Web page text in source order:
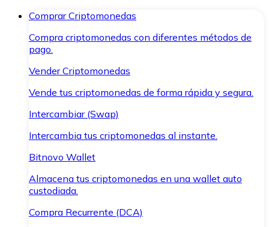
Comprar Criptomonedas
Compra criptomonedas con diferentes métodos de
pago.
Vender Criptomonedas
Vende tus criptomonedas de forma rápida y segura.
Intercambiar (Swap)
Intercambia tus criptomonedas al instante.
Bitnovo Wallet
Almacena tus criptomonedas en una wallet auto
custodiada.
Compra Recurrente (DCA)